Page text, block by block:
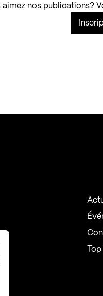
aimez nos publications?